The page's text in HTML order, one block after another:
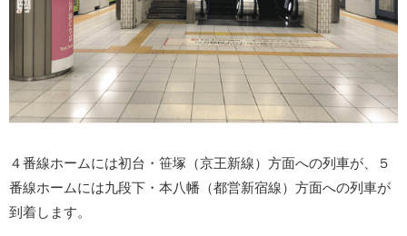
４番線ホームには初台・笹塚（京王新線）方面への列車が、５
番線ホームには九段下・本八幡（都営新宿線）方面への列車が
到着します。